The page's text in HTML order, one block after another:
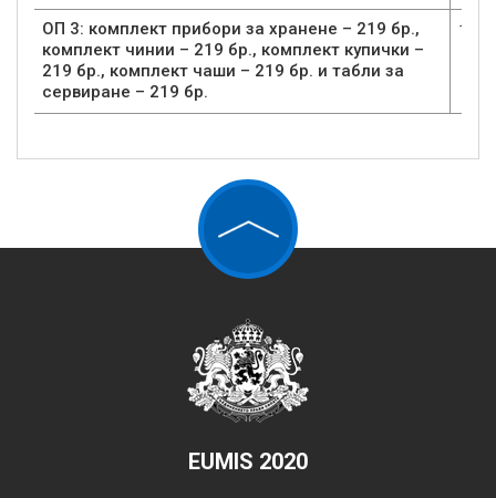
ОП 3: комплект прибори за хранене – 219 бр.,
комплект чинии – 219 бр., комплект купички –
219 бр., комплект чаши – 219 бр. и табли за
сервиране – 219 бр.
1
EUMIS 2020